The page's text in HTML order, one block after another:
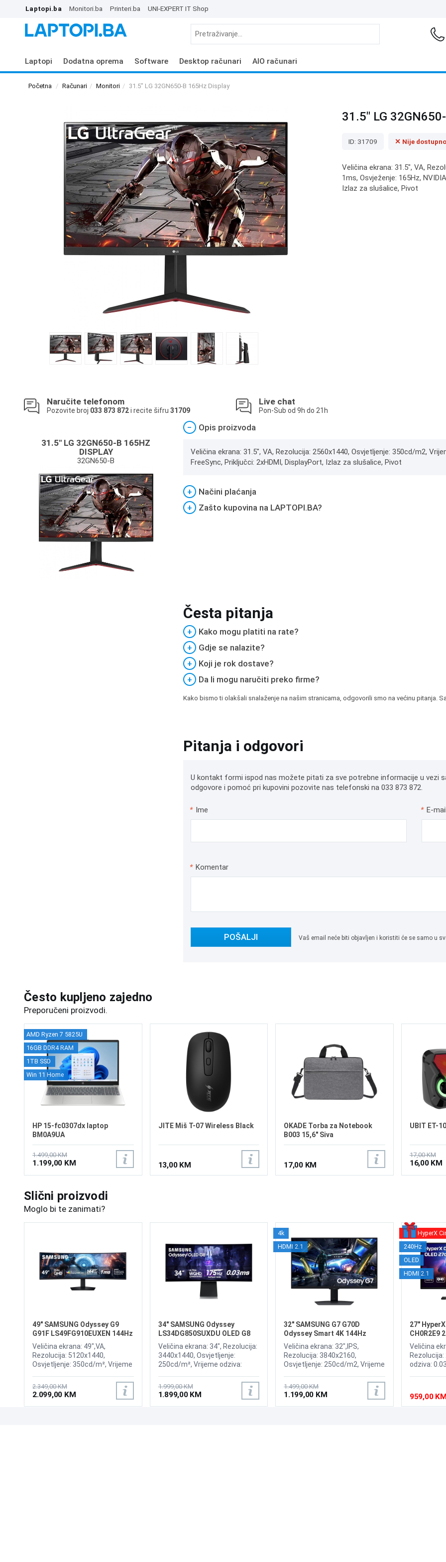
Laptopi.ba Monitori.ba Printeri.ba UNI-EXPERT IT Shop
Laptopi Dodatna oprema Software Desktop računari AIO računari
Početna Računari Monitori 31.5" LG 32GN650-B 165Hz Display
31.5" LG
ID: 31709 ✕ Nije dostupno
Veličina ekrana: 31.5", VA,
1ms, Osvježenje: 165Hz,
Izlaz za slušalice, Pivot
Naručite telefonom
Pozovite broj 033 873 872i recite šifru 31709
Live chat
Pon-Sub od 9h do 21h
31.5" LG 32GN650-B 165HZ
DISPLAY
32GN650-B
− Opis proizvoda
Veličina ekrana: 31.5", VA, Rezolucija: 2560x1440, Osvjetljenje: 350cd/m2,
FreeSync, Priključci: 2xHDMI, DisplayPort, Izlaz za slušalice, Pivot
+
Načini plaćanja
+
Zašto kupovina na LAPTOPI.BA?
Česta pitanja
+
Kako mogu platiti na rate?
+
Gdje se nalazite?
+
Koji je rok dostave?
+
Da li mogu naručiti preko firme?
Kako bismo ti olakšali snalaženje na našim stranicama, odgovorili smo na većinu pitanja.
Pitanja i odgovori
U kontakt formi ispod nas možete pitati za sve potrebne informacije u vezi
odgovore i pomoć pri kupovini pozovite nas telefonski na 033 873 872.
* Ime * E-mail
* Komentar
POŠALJI Vaš email neće biti objavljen i koristiti će se samo u
Često kupljeno zajedno
Preporučeni proizvodi.
AMD Ryzen 7 5825U
16GB DDR4 RAM
1TB SSD
Win 11 Home
HP 15-fc0307dx laptop
BM0A9UA
1.499,00 KM
1.199,00 KM
JITE Miš T-07 Wireless Black
13,00 KM
OKADE Torba za Notebook
B003 15,6" Siva
17,00 KM
UBIT ET-
17,00 KM
16,00 KM
Slični proizvodi
Moglo bi te zanimati?
49" SAMSUNG Odyssey G9
G91F LS49FG910EUXEN 144Hz
Gaming Curved Display
Veličina ekrana: 49",VA,
Rezolucija: 5120x1440,
Osvjetljenje: 350cd/m², Vrijeme
AMD FreeSync Premium Pro,
Priključci: 2xHDMI 2.1,
DisplayPort, 2xUSB 3.2, USB-B
2.349,00 KM
2.099,00 KM
34" SAMSUNG Odyssey
LS34DG850SUXDU OLED G8
175Hz Gaming Curved Display
Veličina ekrana: 34", Rezolucija:
3440x1440, Osvjetljenje:
250cd/m², Vrijeme odziva:
Wireless LAN, Bluetooth ,
Priključci: 2xHDMI, DisplayPort,
2xUSB 3.0, Zvučnici:Adaptive
1.999,00 KM
1.899,00 KM
4k
HDMI 2.1
32" SAMSUNG G7 G70D
Odyssey Smart 4K 144Hz
Display
Veličina ekrana: 32",IPS,
Rezolucija: 3840x2160,
Osvjetljenje: 250cd/m2, Vrijeme
Premium, Windows 11
compatible,OS: Tizen, Wireless,
Bluetooth, Priključci: 2xHDMI
1.499,00 KM
1.199,00 KM
HyperX
240Hz
OLED
HDMI 2.1
27" HyperX
CH0R2E9
Display
Veličina
odziva:
Sync,
OLED
2xHDMI
959,00 KM